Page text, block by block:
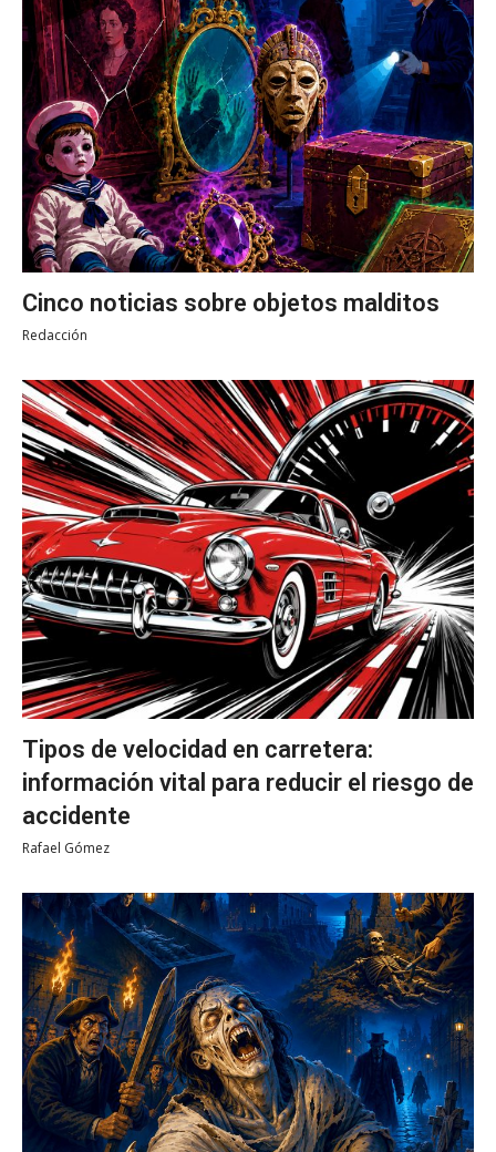
Cinco noticias sobre objetos malditos
Redacción
Tipos de velocidad en carretera:
información vital para reducir el riesgo de
accidente
Rafael Gómez